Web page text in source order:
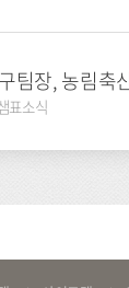
팀장, 농림축
표소식